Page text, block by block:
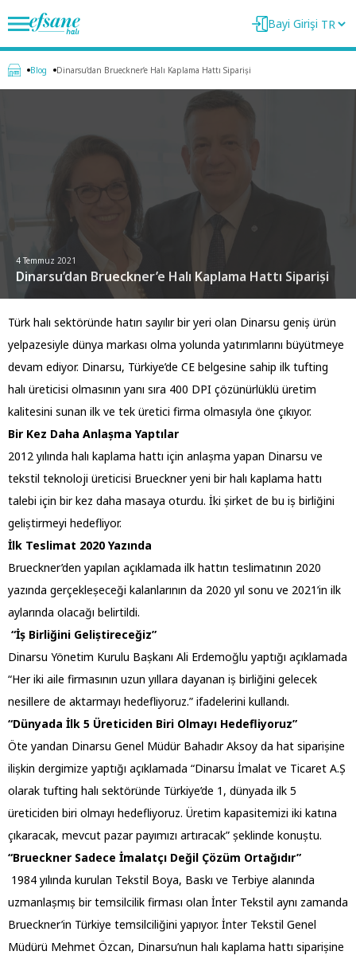
Bayi Girişi
Blog Dinarsu’dan Brueckner’e Halı Kaplama Hattı Sipariși
4 Temmuz 2021
Dinarsu’dan Brueckner’e Halı Kaplama Hattı Sipariși
Türk halı sektöründe hatırı sayılır bir yeri olan Dinarsu geniș ürün
yelpazesiyle dünya markası olma yolunda yatırımlarını büyütmeye
devam ediyor. Dinarsu, Türkiye’de CE belgesine sahip ilk tufting
halı üreticisi olmasının yanı sıra 400 DPI çözünürlüklü üretim
kalitesini sunan ilk ve tek üretici firma olmasıyla öne çıkıyor.
Bir Kez Daha Anlașma Yaptılar
2012 yılında halı kaplama hattı için anlașma yapan Dinarsu ve
tekstil teknoloji üreticisi Brueckner yeni bir halı kaplama hattı
talebi için bir kez daha masaya oturdu. İki șirket de bu iș birliğini
geliștirmeyi hedefliyor.
İlk Teslimat 2020 Yazında
Brueckner’den yapılan açıklamada ilk hattın teslimatının 2020
yazında gerçekleșeceği kalanlarının da 2020 yıl sonu ve 2021’in ilk
aylarında olacağı belirtildi.
“İș Birliğini Geliștireceğiz”
Dinarsu Yönetim Kurulu Bașkanı Ali Erdemoğlu yaptığı açıklamada
“Her iki aile firmasının uzun yıllara dayanan iș birliğini gelecek
nesillere de aktarmayı hedefliyoruz.” ifadelerini kullandı.
“Dünyada İlk 5 Üreticiden Biri Olmayı Hedefliyoruz”
Öte yandan Dinarsu Genel Müdür Bahadır Aksoy da hat siparișine
ilișkin dergimize yaptığı açıklamada “Dinarsu İmalat ve Ticaret A.Ș
olarak tufting halı sektöründe Türkiye’de 1, dünyada ilk 5
üreticiden biri olmayı hedefliyoruz. Üretim kapasitemizi iki katına
çıkaracak, mevcut pazar payımızı artıracak” șeklinde konuștu.
“Brueckner Sadece İmalatçı Değil Çözüm Ortağıdır”
1984 yılında kurulan Tekstil Boya, Baskı ve Terbiye alanında
uzmanlașmıș bir temsilcilik firması olan İnter Tekstil aynı zamanda
Brueckner’in Türkiye temsilciliğini yapıyor. İnter Tekstil Genel
Müdürü Mehmet Özcan, Dinarsu’nun halı kaplama hattı siparișine